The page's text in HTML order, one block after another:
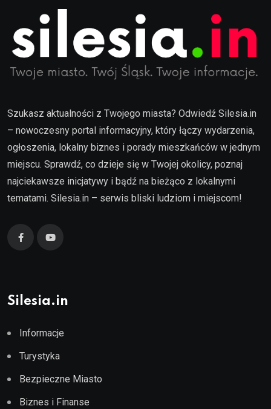
Szukasz aktualności z Twojego miasta? Odwiedź Silesia.in
– nowoczesny portal informacyjny, który łączy wydarzenia,
ogłoszenia, lokalny biznes i porady mieszkańców w jednym
miejscu. Sprawdź, co dzieje się w Twojej okolicy, poznaj
najciekawsze inicjatywy i bądź na bieżąco z lokalnymi
tematami. Silesia.in – serwis bliski ludziom i miejscom!
Silesia.in
Informacje
Turystyka
Bezpieczne Miasto
Biznes i Finanse